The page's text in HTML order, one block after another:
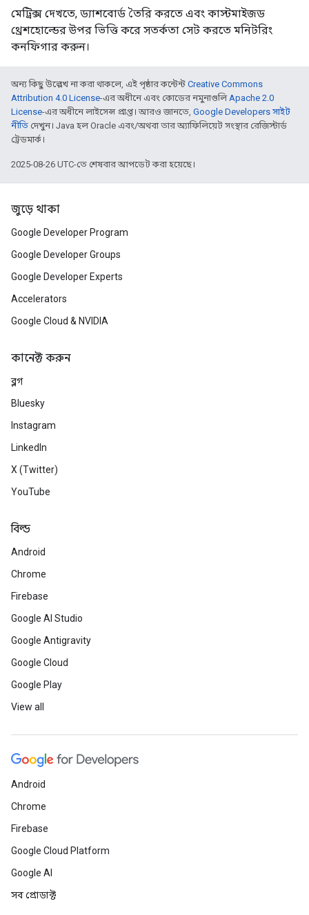
মেট্রিক্স দেখতে, ড্যাশবোর্ড তৈরি করতে এবং কাস্টমাইজড
থ্রেশহোল্ডের উপর ভিত্তি করে সতর্কতা সেট করতে মনিটরিং
কনফিগার করুন।
অন্য কিছু উল্লেখ না করা থাকলে, এই পৃষ্ঠার কন্টেন্ট Creative Commons
Attribution 4.0 License-এর অধীনে এবং কোডের নমুনাগুলিApache 2.0
License-এর অধীনে লাইসেন্স প্রাপ্ত। আরও জানতে, Google Developers সাইট
নীতি দেখুন। Java হল Oracle এবং/অথবা তার অ্যাফিলিয়েট সংস্থার রেজিস্টার্ড
ট্রেডমার্ক।
2025-08-26 UTC-তে শেষবার আপডেট করা হয়েছে।
জুড়ে থাকা
Google Developer Program
Google Developer Groups
Google Developer Experts
Accelerators
Google Cloud & NVIDIA
কানেক্ট করুন
ব্লগ
Bluesky
Instagram
LinkedIn
X (Twitter)
YouTube
বিল্ড
Android
Chrome
Firebase
Google AI Studio
Google Antigravity
Google Cloud
Google Play
View all
Android
Chrome
Firebase
Google Cloud Platform
Google AI
সব প্রোডাক্ট